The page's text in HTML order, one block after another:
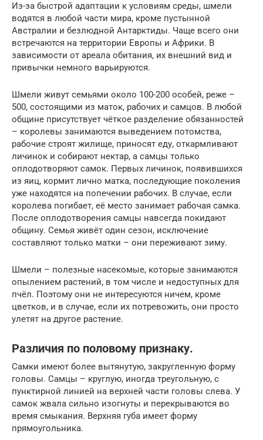
Из-за быстрой адаптации к условиям среды, шмели
водятся в любой части мира, кроме пустынной
Австралии и безлюдной Антарктиды. Чаще всего они
встречаются на территории Европы и Африки. В
зависимости от ареала обитания, их внешний вид и
привычки немного варьируются.
Шмели живут семьями около 100-200 особей, реже –
500, состоящими из маток, рабочих и самцов. В любой
общине присутствует чёткое разделение обязанностей
– королевы занимаются выведением потомства,
рабочие строят жилище, приносят еду, откармливают
личинок и собирают нектар, а самцы только
оплодотворяют самок. Первых личинок, появившихся
из яиц, кормит лично матка, последующие поколения
уже находятся на попечении рабочих. В случае, если
королева погибает, её место занимает рабочая самка.
После оплодотворения самцы навсегда покидают
общину. Семья живёт один сезон, исключение
составляют только матки – они переживают зиму.
Шмели – полезные насекомые, которые занимаются
опылением растений, в том числе и недоступных для
пчёл. Поэтому они не интересуются ничем, кроме
цветков, и в случае, если их потревожить, они просто
улетят на другое растение.
Различия по половому признаку.
Самки имеют более вытянутую, закругленную форму
головы. Самцы – круглую, иногда треугольную, с
пунктирной линией на верхней части головы слева. У
самок жвала сильно изогнуты и перекрываются во
время смыкания. Верхняя губа имеет форму
прямоугольника.